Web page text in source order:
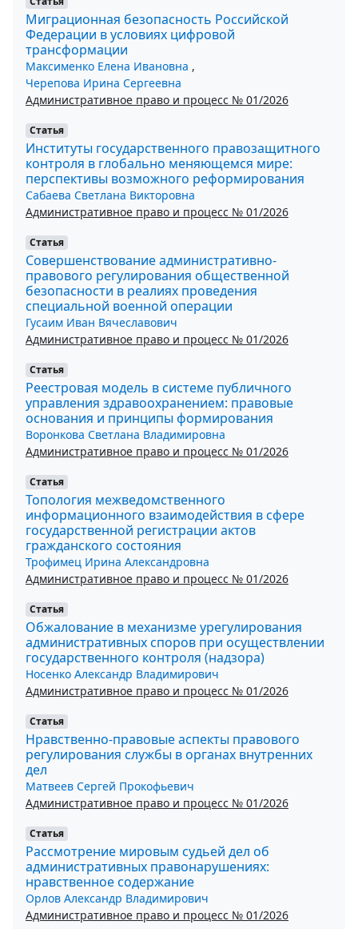
Миграционная безопасность Российской
Федерации в условиях цифровой
трансформации
Максименко Елена Ивановна ,
Черепова Ирина Сергеевна
Административное право и процесс № 01/2026
Статья
Институты государственного правозащитного
контроля в глобально меняющемся мире:
перспективы возможного реформирования
Сабаева Светлана Викторовна
Административное право и процесс № 01/2026
Статья
Совершенствование административно-
правового регулирования общественной
безопасности в реалиях проведения
специальной военной операции
Гусаим Иван Вячеславович
Административное право и процесс № 01/2026
Статья
Реестровая модель в системе публичного
управления здравоохранением: правовые
основания и принципы формирования
Воронкова Светлана Владимировна
Административное право и процесс № 01/2026
Статья
Топология межведомственного
информационного взаимодействия в сфере
государственной регистрации актов
гражданского состояния
Трофимец Ирина Александровна
Административное право и процесс № 01/2026
Статья
Обжалование в механизме урегулирования
административных споров при осуществлении
государственного контроля (надзора)
Носенко Александр Владимирович
Административное право и процесс № 01/2026
Статья
Нравственно-правовые аспекты правового
регулирования службы в органах внутренних
дел
Матвеев Сергей Прокофьевич
Административное право и процесс № 01/2026
Статья
Рассмотрение мировым судьей дел об
административных правонарушениях:
нравственное содержание
Орлов Александр Владимирович
Административное право и процесс № 01/2026